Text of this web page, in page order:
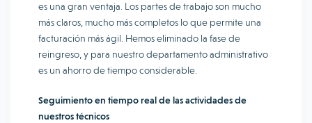
es una gran ventaja. Los partes de trabajo son mucho
más claros, mucho más completos lo que permite una
facturación más ágil. Hemos eliminado la fase de
reingreso, y para nuestro departamento administrativo
es un ahorro de tiempo considerable.
Seguimiento en tiempo real de las actividades de
nuestros técnicos